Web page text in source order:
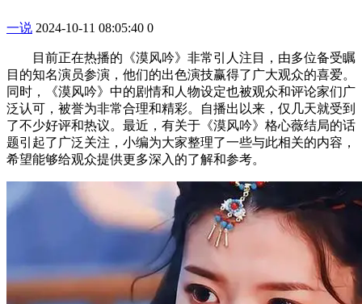
一说 2024-10-11 08:05:40 0
目前正在热播的《漠风吟》非常引人注目，由多位备受瞩
目的知名演员参演，他们的出色演技赢得了广大观众的喜爱。
同时，《漠风吟》中的剧情和人物设定也被观众和评论家们广
泛认可，被誉为非常合理和精彩。自播出以来，仅几天就受到
了不少好评和热议。最近，有关于《漠风吟》格心薇结局的话
题引起了广泛关注，小编为大家整理了一些与此相关的内容，
希望能够给观众提供更多深入的了解和参考。